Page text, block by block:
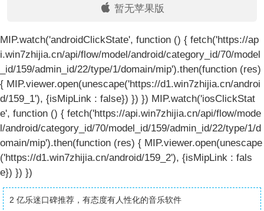
暂无苹果版
MIP.watch('androidClickState', function () { fetch('https://ap
i.win7zhijia.cn/api/flow/model/android/category_id/70/model
_id/159/admin_id/22/type/1/domain/mip').then(function (res)
{ MIP.viewer.open(unescape('https://d1.win7zhijia.cn/androi
d/159_1'), {isMipLink : false}) }) }) MIP.watch('iosClickStat
e', function () { fetch('https://api.win7zhijia.cn/api/flow/mode
l/android/category_id/70/model_id/159/admin_id/22/type/1/d
omain/mip').then(function (res) { MIP.viewer.open(unescape
('https://d1.win7zhijia.cn/android/159_2'), {isMipLink : fals
e}) }) })
2 亿乐迷口碑推荐，有态度有人性化的音乐软件